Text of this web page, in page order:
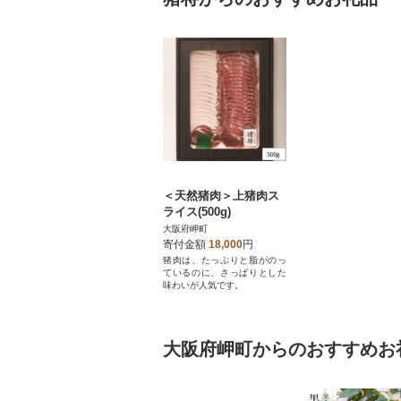
＜天然猪肉＞上猪肉ス
ライス(500g)
大阪府岬町
寄付金額 18,000円
猪肉は、たっぷりと脂がのっ
ているのに、さっぱりとした
味わいが人気です。
大阪府岬町からのおすすめお